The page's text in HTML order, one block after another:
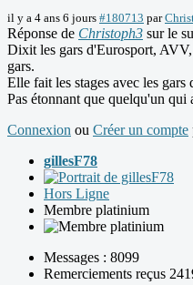
il y a 4 ans 6 jours #180713 par
Réponse de Christoph3 sur le
Dixit les gars d'Eurosport,
gars.
Elle fait les stages avec les gars
Pas étonnant que quelqu'un qui
Connexion ou Créer un compte
gillesF78
Hors Ligne
Membre platinium
Messages : 8099
Remerciements reçus